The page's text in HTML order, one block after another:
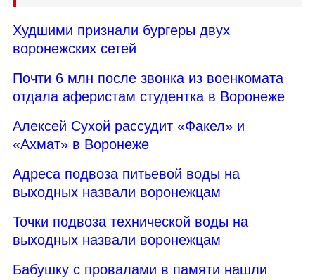
Худшими признали бургеры двух
воронежских сетей
Почти 6 млн после звонка из военкомата
отдала аферистам студентка в Воронеже
Алексей Сухой рассудит «Факел» и
«Ахмат» в Воронеже
Адреса подвоза питьевой воды на
выходных назвали воронежцам
Точки подвоза технической воды на
выходных назвали воронежцам
Бабушку с провалами в памяти нашли